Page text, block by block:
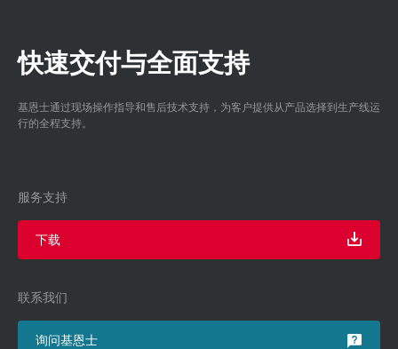
快速交付与全面支持
基恩士通过现场操作指导和售后技术支持，为客户提供从产品选择到生产线运
行的全程支持。
服务支持
下载
联系我们
询问基恩士